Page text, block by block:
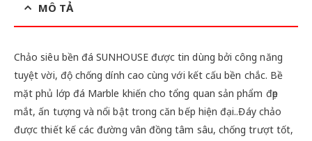
MÔ TẢ
Chảo siêu bền đá SUNHOUSE được tin dùng bởi công năng
tuyệt vời, độ chống dính cao cùng với kết cấu bền chắc. Bề
mặt phủ lớp đá Marble khiến cho tổng quan sản phẩm đẹp
mắt, ấn tượng và nổi bật trong căn bếp hiện đại..Đáy chảo
được thiết kế các đường vân đồng tâm sâu, chống trượt tốt,